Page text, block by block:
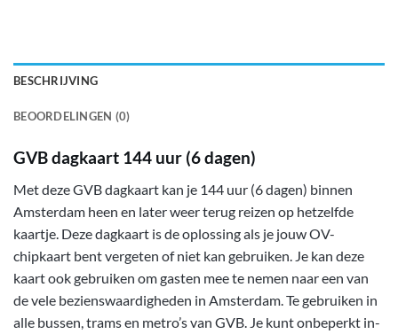
BESCHRIJVING
BEOORDELINGEN (0)
GVB dagkaart 144 uur (6 dagen)
Met deze GVB dagkaart kan je 144 uur (6 dagen) binnen
Amsterdam heen en later weer terug reizen op hetzelfde
kaartje. Deze dagkaart is de oplossing als je jouw OV-
chipkaart bent vergeten of niet kan gebruiken. Je kan deze
kaart ook gebruiken om gasten mee te nemen naar een van
de vele bezienswaardigheden in Amsterdam. Te gebruiken in
alle bussen, trams en metro’s van GVB. Je kunt onbeperkt in-